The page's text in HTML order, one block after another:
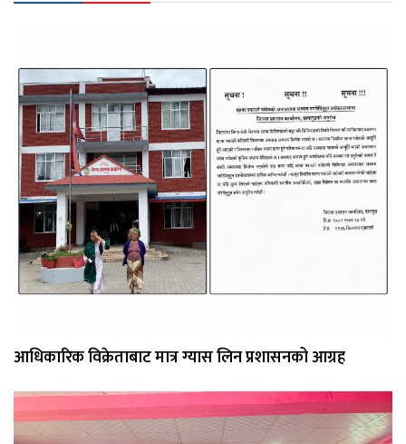
आधिकारिक विक्रेताबाट मात्र ग्यास लिन प्रशासनको आग्रह